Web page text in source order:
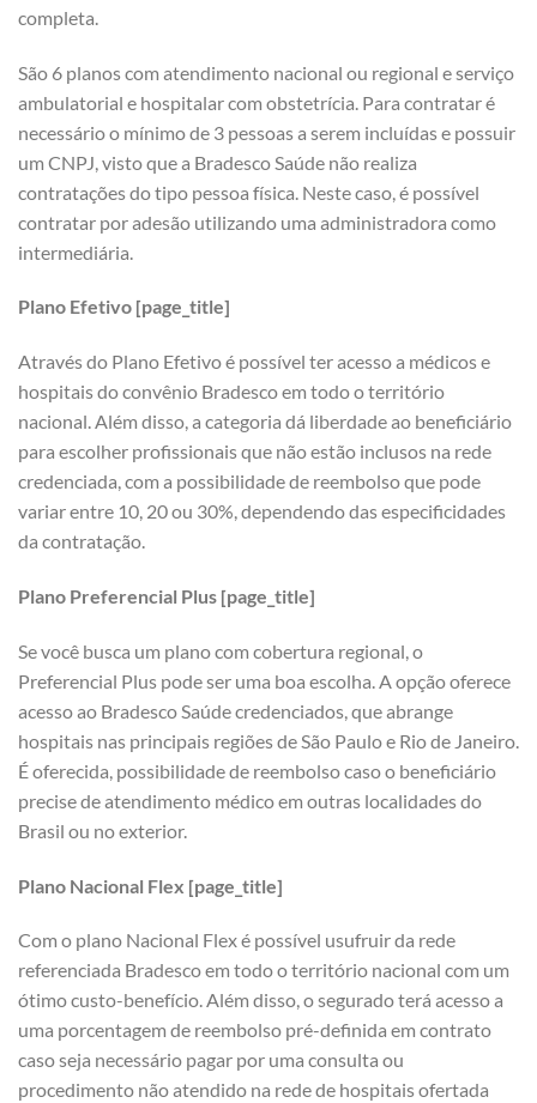
completa.
São 6 planos com atendimento nacional ou regional e serviço
ambulatorial e hospitalar com obstetrícia. Para contratar é
necessário o mínimo de 3 pessoas a serem incluídas e possuir
um CNPJ, visto que a Bradesco Saúde não realiza
contratações do tipo pessoa física. Neste caso, é possível
contratar por adesão utilizando uma administradora como
intermediária.
Plano Efetivo [page_title]
Através do Plano Efetivo é possível ter acesso a médicos e
hospitais do convênio Bradesco em todo o território
nacional. Além disso, a categoria dá liberdade ao beneficiário
para escolher profissionais que não estão inclusos na rede
credenciada, com a possibilidade de reembolso que pode
variar entre 10, 20 ou 30%, dependendo das especificidades
da contratação.
Plano Preferencial Plus [page_title]
Se você busca um plano com cobertura regional, o
Preferencial Plus pode ser uma boa escolha. A opção oferece
acesso ao Bradesco Saúde credenciados, que abrange
hospitais nas principais regiões de São Paulo e Rio de Janeiro.
É oferecida, possibilidade de reembolso caso o beneficiário
precise de atendimento médico em outras localidades do
Brasil ou no exterior.
Plano Nacional Flex [page_title]
Com o plano Nacional Flex é possível usufruir da rede
referenciada Bradesco em todo o território nacional com um
ótimo custo-benefício. Além disso, o segurado terá acesso a
uma porcentagem de reembolso pré-definida em contrato
caso seja necessário pagar por uma consulta ou
procedimento não atendido na rede de hospitais ofertada